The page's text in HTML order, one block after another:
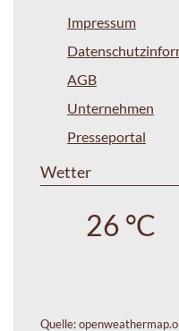
Impressum
AGB
Unternehmen
Presseportal
Wetter
26 °C
Quelle: